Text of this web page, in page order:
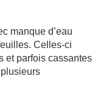
manque d’eau
Celles-ci
et parfois cassantes